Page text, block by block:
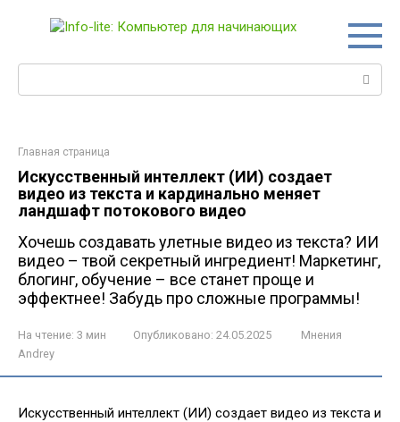
Главная страница
Искусственный интеллект (ИИ) создает
видео из текста и кардинально меняет
ландшафт потокового видео
Хочешь создавать улетные видео из текста? ИИ
видео – твой секретный ингредиент! Маркетинг,
блогинг, обучение – все станет проще и
эффектнее! Забудь про сложные программы!
На чтение: 3 мин Опубликовано: 24.05.2025
Мнения
Andrey
Искусственный интеллект (ИИ) создает видео из текста и